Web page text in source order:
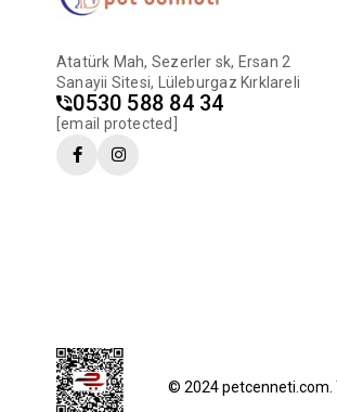
Atatürk Mah, Sezerler sk, Ersan 2
Sanayii Sitesi, Lüleburgaz Kırklareli
0530 588 84 34
[email protected]
© 2024 petcenneti.com.